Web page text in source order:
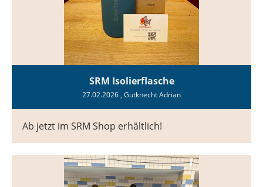
SRM Isolierflasche
27.02.2026 , Gutknecht Adrian
Ab jetzt im SRM Shop erhältlich!